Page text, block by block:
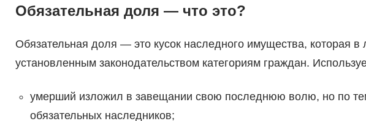
Обязательная доля — что это?
Обязательная доля — это кусок наследного имущества, которая
установленным законодательством категориям граждан.
умерший изложил в завещании свою последнюю волю, но по
обязательных наследников;